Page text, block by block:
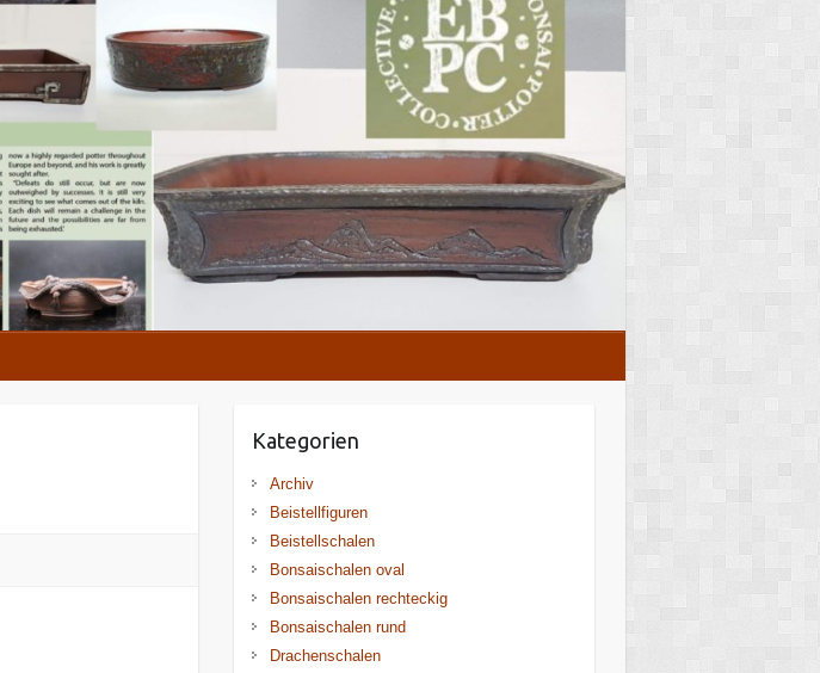
Kategorien
Archiv
Beistellfiguren
Beistellschalen
Bonsaischalen oval
Bonsaischalen rechteckig
Bonsaischalen rund
Drachenschalen